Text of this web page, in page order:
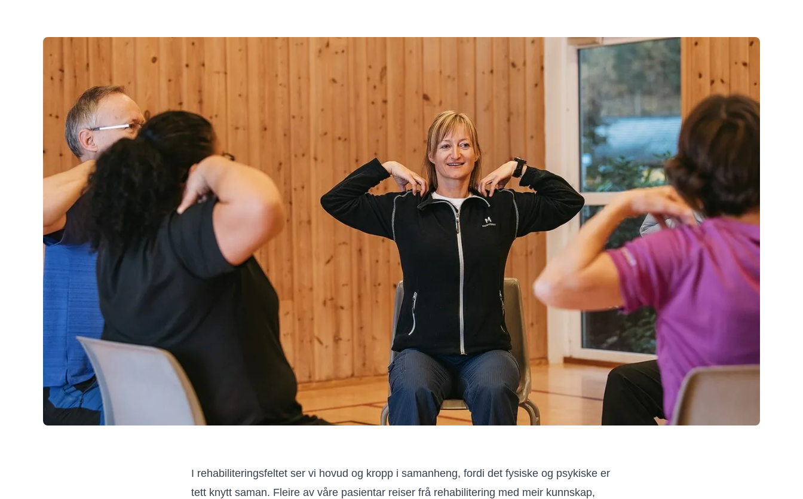
Lymfødem
I rehabiliteringsfeltet ser vi hovud og kropp i samanheng, fordi det fysiske og psykiske er
tett knytt saman. Fleire av våre pasientar reiser frå rehabilitering med meir kunnskap,